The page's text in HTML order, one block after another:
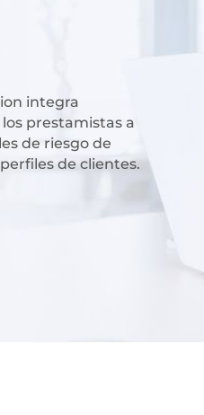
integra
prestamistas a
de riesgo de
de clientes.